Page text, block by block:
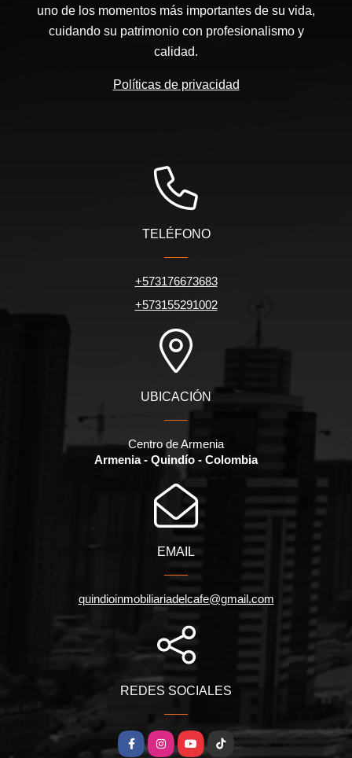
uno de los momentos más importantes de su vida,
cuidando su patrimonio con profesionalismo y
calidad.
Políticas de privacidad
TELÉFONO
+573176673683
+573155291002
UBICACIÓN
Centro de Armenia
Armenia - Quindío - Colombia
EMAIL
quindioinmobiliariadelcafe@gmail.com
REDES SOCIALES
FacebookInstagramYouTube
TikTok